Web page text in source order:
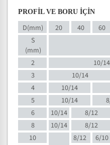
PROFİL VE BORU İÇİN
D(mm) 20 40 60
S
(mm)
2
10/14
3
10/14
4
10/14
5
10/14
6
10/14 8/12
8
10/14 8/12
10
8/12 6/10